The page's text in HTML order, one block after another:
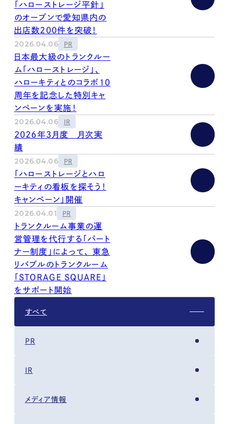
すべて
PR
IR
メディア情報
「ハローストレージ平針」
のオープンで愛知県内の
出店数200件を突破！
2026.04.06 PR
日本最大級のトランクルー
ム「ハローストレージ」、
ハローキティとのコラボ10
周年を記念した特別キャ
ンペーンを実施！
2026.04.06 IR
2026年3月度 月次実
績
2026.04.06 PR
「ハローストレージとハロ
ーキティの看板を探そう！
キャンペーン」開催
2026.04.01 PR
トランクルーム事業の運
営管理を代行する「パート
ナー制度」によって、 東急
リバブルのトランクルーム
「STORAGE SQUARE」
をサポート開始